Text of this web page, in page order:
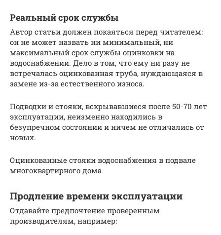
Реальный срок службы
Автор статьи должен покаяться перед читателем:
он не может назвать ни минимальный, ни
максимальный срок службы оцинковки на
водоснабжении. Дело в том, что ему ни разу не
встречалась оцинкованная труба, нуждающаяся в
замене из-за естественного износа.
Подводки и стояки, вскрывавшиеся после 50-70 лет
эксплуатации, неизменно находились в
безупречном состоянии и ничем не отличались от
новых.
Оцинкованные стояки водоснабжения в подвале
многоквартирного дома
Продление времени эксплуатации
Отдавайте предпочтение проверенным
производителям, например: